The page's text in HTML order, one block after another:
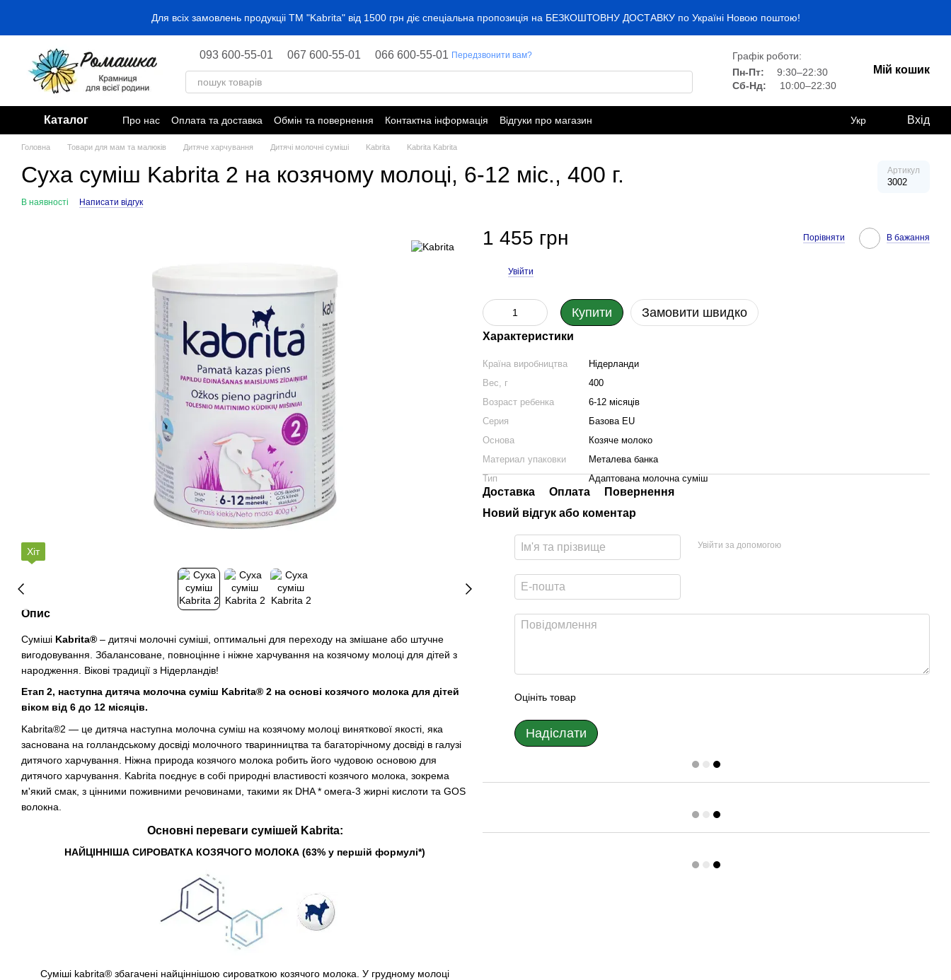
Для всіх замовлень продукціі ТМ "Kabrita" від 1500 грн діє спеціальна пропозиція на БЕЗКОШТОВНУ ДОСТАВКУ по Україні Новою поштою!
093 600-55-01 067 600-55-01 066 600-55-01 Передзвонити вам?
Графік роботи:
Пн-Пт:
9:30–22:30
Сб-Нд:
10:00–22:30
Мій кошик
Каталог Про нас Оплата та доставка Обмін та повернення Контактна інформація Відгуки про магазин Укр Вхід
Головна Товари для мам та малюків Дитяче харчування Дитячі молочні суміші Kabrita Kabrita Kabrita
Суха суміш Kabrita 2 на козячому молоці, 6-12 міс., 400 г. Артикул
3002
В наявності Написати відгук
Хіт
Опис
Суміші Kabrita® – дитячі молочні суміші, оптимальні для переходу на змішане або штучне
вигодовування. Збалансоване, повноцінне і ніжне харчування на козячому молоці для дітей з
народження. Вікові традиції з Нідерландів!
Етап 2, наступна дитяча молочна суміш Kabrita® 2 на основі козячого молока для дітей
віком від 6 до 12 місяців.
Kabrita®2 — це дитяча наступна молочна суміш на козячому молоці виняткової якості, яка
заснована на голландському досвіді молочного тваринництва та багаторічному досвіді в галузі
дитячого харчування. Ніжна природа козячого молока робить його чудовою основою для
дитячого харчування. Kabrita поєднує в собі природні властивості козячого молока, зокрема
м'який смак, з цінними поживними речовинами, такими як DHA * омега-3 жирні кислоти та GOS
волокна.
Основні переваги сумішей Kabrita:
НАЙЦІННІША СИРОВАТКА КОЗЯЧОГО МОЛОКА (63% у першій формулі*)
Суміші kabrita® збагачені найціннішою сироваткою козячого молока. У грудному молоці
1 455 грн Порівняти В бажання
Увійти
Купити Замовити швидко
Характеристики
Країна виробництва
Нідерланди
Вес, г
400
Возраст ребенка
6-12 місяців
Серия
Базова EU
Основа
Козяче молоко
Материал упаковки
Металева банка
Тип
Адаптована молочна суміш
Доставка Оплата
Повернення
Новий відгук або коментар
Увійти за допомогою
Оцініть товар
Надіслати